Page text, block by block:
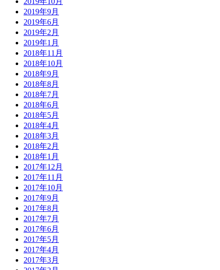
2019年9月
2019年6月
2019年2月
2019年1月
2018年11月
2018年10月
2018年9月
2018年8月
2018年7月
2018年6月
2018年5月
2018年4月
2018年3月
2018年2月
2018年1月
2017年12月
2017年11月
2017年10月
2017年9月
2017年8月
2017年7月
2017年6月
2017年5月
2017年4月
2017年3月